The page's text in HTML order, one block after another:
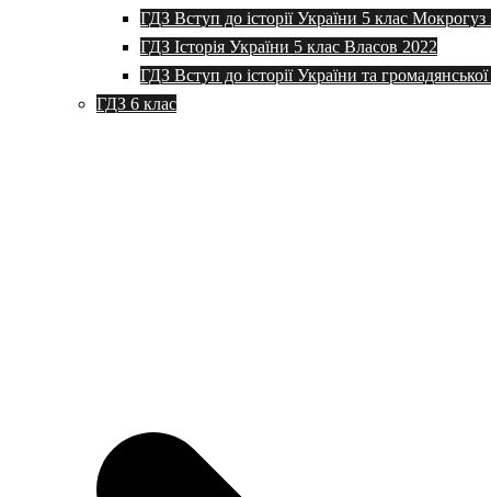
ГДЗ Вступ до історії України 5 клас Мокрогуз
ГДЗ Історія України 5 клас Власов 2022
ГДЗ Вступ до історії України та
ГДЗ 6 клас